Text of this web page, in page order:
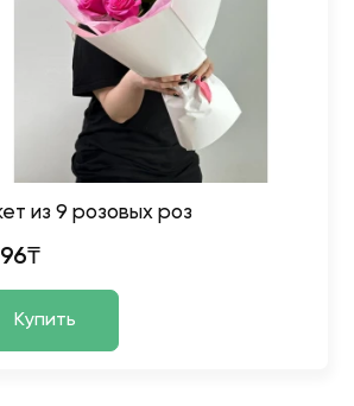
из 9 розовых роз
Купить